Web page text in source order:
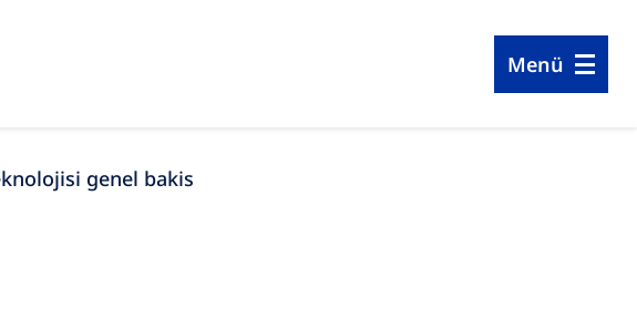
Menü
genel bakis